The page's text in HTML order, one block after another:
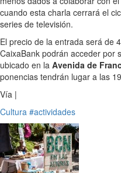
cuando esta charla cerrará el
series de televisión.
El precio de la entrada será de
CaixaBank podrán acceder por
ubicado en la Avenida de
ponencias tendrán lugar a las
Vía |
Cultura #actividades